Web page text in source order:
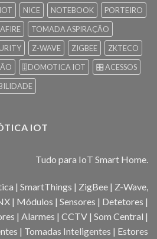
IOT NICE NOTEBOOK
PORTEIRO
TOMADA ASPIRAÇÃO
Z-WAVE ZIGBEE
ZKTECO
🎚️ DOMOTICA IOT
🎛️ ACESSOS
IOT
Tudo para IoT Smart Home.
| SmartThings | ZigBee | Z-Wave,
| Módulos | Sensores | Detetores |
| Alarmes | CCTV | Som Central |
| Tomadas Inteligentes | Estores